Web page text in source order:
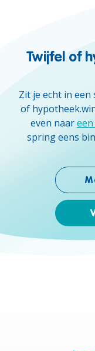
Twijfel of
Zit je echt in
of
even naar
spring eens